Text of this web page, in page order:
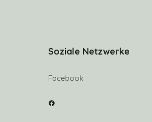
Soziale Netzwerke
Facebook
Facebook